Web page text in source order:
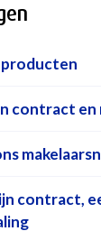
producten
contract en
contract,